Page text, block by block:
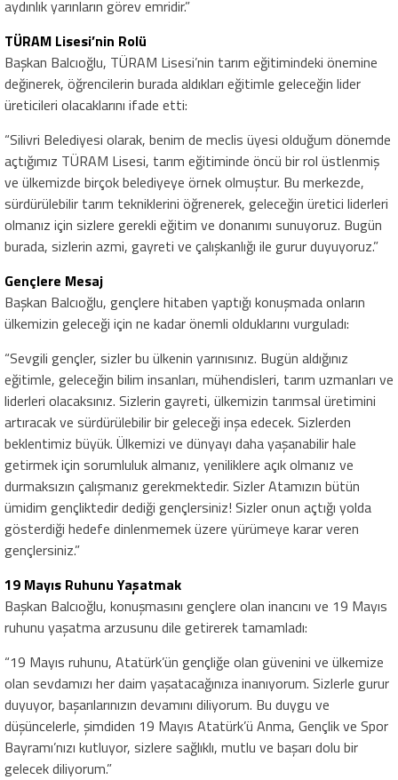
aydınlık yarınların görev emridir.”
TÜRAM Lisesi’nin Rolü
Başkan Balcıoğlu, TÜRAM Lisesi’nin tarım eğitimindeki önemine
değinerek, öğrencilerin burada aldıkları eğitimle geleceğin lider
üreticileri olacaklarını ifade etti:
“Silivri Belediyesi olarak, benim de meclis üyesi olduğum dönemde
açtığımız TÜRAM Lisesi, tarım eğitiminde öncü bir rol üstlenmiş
ve ülkemizde birçok belediyeye örnek olmuştur. Bu merkezde,
sürdürülebilir tarım tekniklerini öğrenerek, geleceğin üretici liderleri
olmanız için sizlere gerekli eğitim ve donanımı sunuyoruz. Bugün
burada, sizlerin azmi, gayreti ve çalışkanlığı ile gurur duyuyoruz.”
Gençlere Mesaj
Başkan Balcıoğlu, gençlere hitaben yaptığı konuşmada onların
ülkemizin geleceği için ne kadar önemli olduklarını vurguladı:
“Sevgili gençler, sizler bu ülkenin yarınısınız. Bugün aldığınız
eğitimle, geleceğin bilim insanları, mühendisleri, tarım uzmanları ve
liderleri olacaksınız. Sizlerin gayreti, ülkemizin tarımsal üretimini
artıracak ve sürdürülebilir bir geleceği inşa edecek. Sizlerden
beklentimiz büyük. Ülkemizi ve dünyayı daha yaşanabilir hale
getirmek için sorumluluk almanız, yeniliklere açık olmanız ve
durmaksızın çalışmanız gerekmektedir. Sizler Atamızın bütün
ümidim gençliktedir dediği gençlersiniz! Sizler onun açtığı yolda
gösterdiği hedefe dinlenmemek üzere yürümeye karar veren
gençlersiniz.”
19 Mayıs Ruhunu Yaşatmak
Başkan Balcıoğlu, konuşmasını gençlere olan inancını ve 19 Mayıs
ruhunu yaşatma arzusunu dile getirerek tamamladı:
“19 Mayıs ruhunu, Atatürk’ün gençliğe olan güvenini ve ülkemize
olan sevdamızı her daim yaşatacağınıza inanıyorum. Sizlerle gurur
duyuyor, başarılarınızın devamını diliyorum. Bu duygu ve
düşüncelerle, şimdiden 19 Mayıs Atatürk’ü Anma, Gençlik ve Spor
Bayramı’nızı kutluyor, sizlere sağlıklı, mutlu ve başarı dolu bir
gelecek diliyorum.”